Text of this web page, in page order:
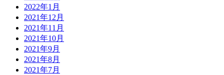
2022年1月
2021年12月
2021年11月
2021年10月
2021年9月
2021年8月
2021年7月